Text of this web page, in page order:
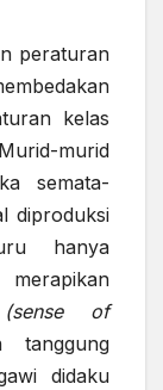
peraturan
kelas
murid
semata-
diproduksi
hanya
(sense of
tanggung
didaku